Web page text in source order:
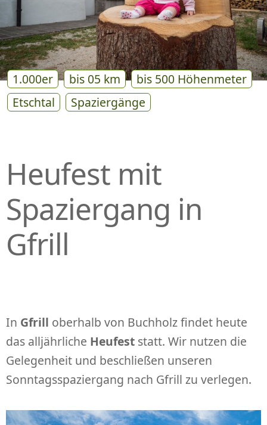
N
1.000er bis 05 km
bis 500 Höhenmeter
Etschtal
Spaziergänge
Heufest mit
Spaziergang in
Gfrill
In Gfrill oberhalb von Buchholz findet heute
das alljährliche Heufest statt. Wir nutzen die
Gelegenheit und beschließen unseren
Sonntagsspaziergang nach Gfrill zu verlegen.